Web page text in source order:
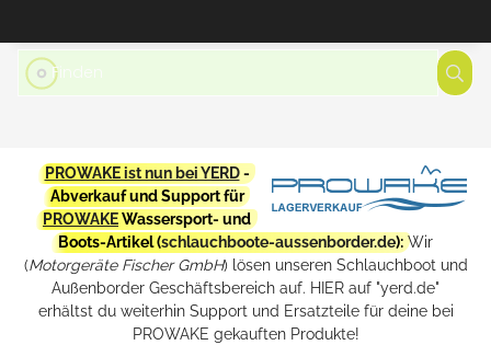
PROWAKE ist nun bei YERD-
Abverkauf und Support für
PROWAKEWassersport- und
Boots-Artikel (schlauchboote-aussenborder.de): Wir
(Motorgeräte Fischer GmbH) lösen unseren Schlauchboot und
Außenborder Geschäftsbereich auf. HIER auf "yerd.de"
erhältst du weiterhin Support und Ersatzteile für deine bei
PROWAKE gekauften Produkte!